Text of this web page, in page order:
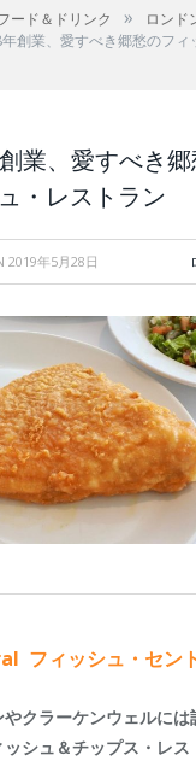
ード＆ドリンク »
ロンド
創業、愛すべき郷愁のフィ
業、愛すべき
・レストラン
2019年5月28日
フィッシュ・セン
クラーケンウェルに
シュ＆チップス・レス